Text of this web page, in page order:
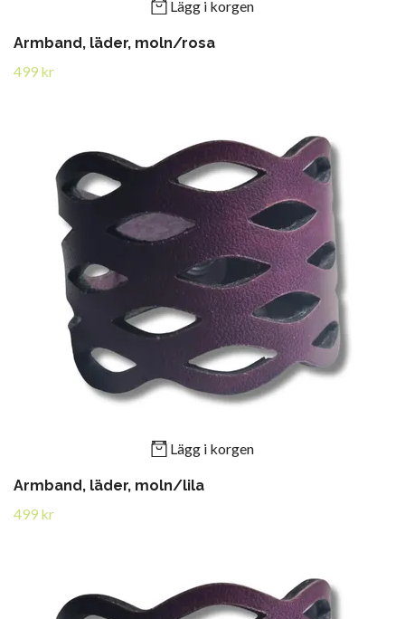
Lägg i korgen
Armband, läder, moln/rosa
499 kr
Lägg i korgen
Armband, läder, moln/lila
499 kr